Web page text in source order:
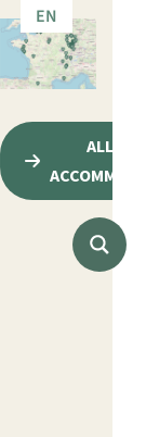
EN
IT
ALL